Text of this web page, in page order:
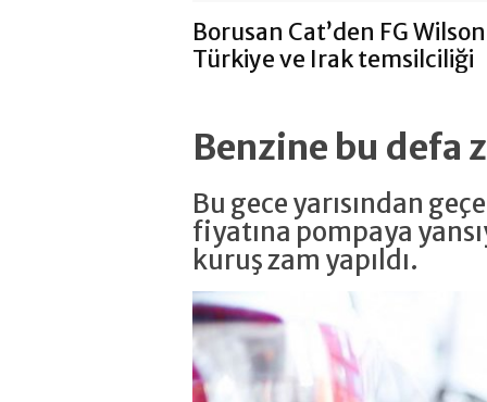
Borusan Cat’den FG Wilson
Türkiye ve Irak temsilciliği
Benzine bu defa
Bu gece yarısından
fiyatına pompaya
kuruş zam yapıldı.